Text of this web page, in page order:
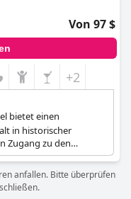
zu gestalten. Alles in
Hotel
ein
Lage,
hervorragenden
Erlebnis bietet.
Von 97 $
+2
bietet einen
in historischer
Zugang zu den
anfallen. Bitte überprüfen